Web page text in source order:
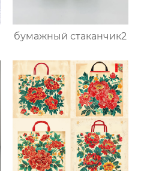
бумажный стаканчик2